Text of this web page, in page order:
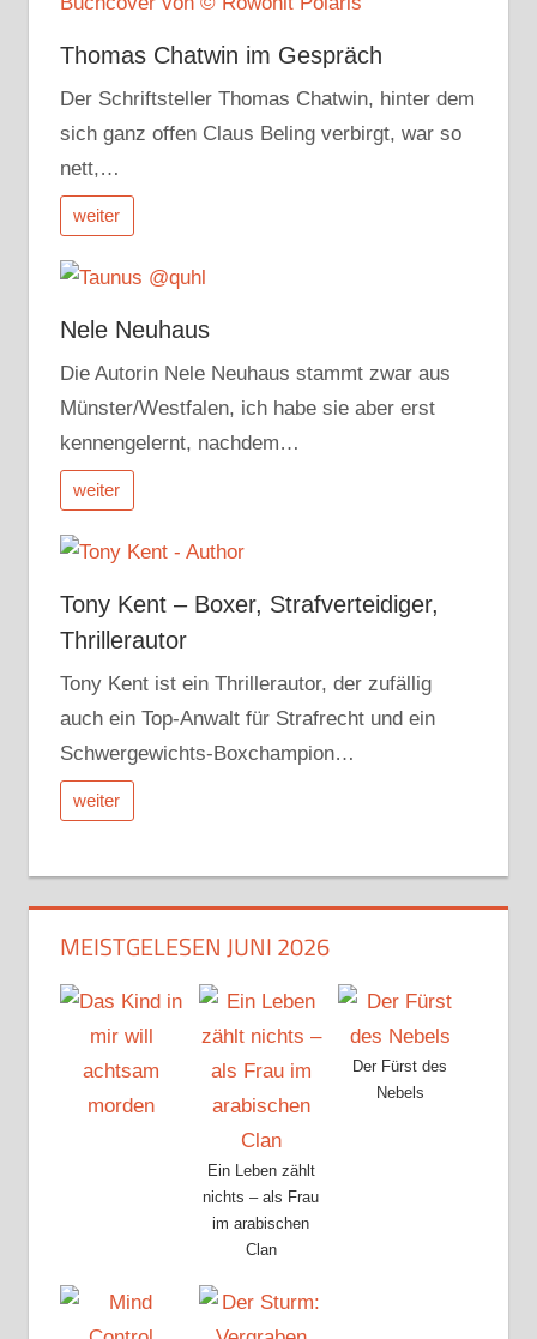
Thomas Chatwin im Gespräch
Der Schriftsteller Thomas Chatwin, hinter dem
sich ganz offen Claus Beling verbirgt, war so
nett,…
weiter
Nele Neuhaus
Die Autorin Nele Neuhaus stammt zwar aus
Münster/Westfalen, ich habe sie aber erst
kennengelernt, nachdem…
weiter
Tony Kent – Boxer, Strafverteidiger,
Thrillerautor
Tony Kent ist ein Thrillerautor, der zufällig
auch ein Top-Anwalt für Strafrecht und ein
Schwergewichts-Boxchampion…
weiter
MEISTGELESEN JUNI 2026
Ein Leben zählt
nichts – als Frau
im arabischen
Clan
Der Fürst des
Nebels